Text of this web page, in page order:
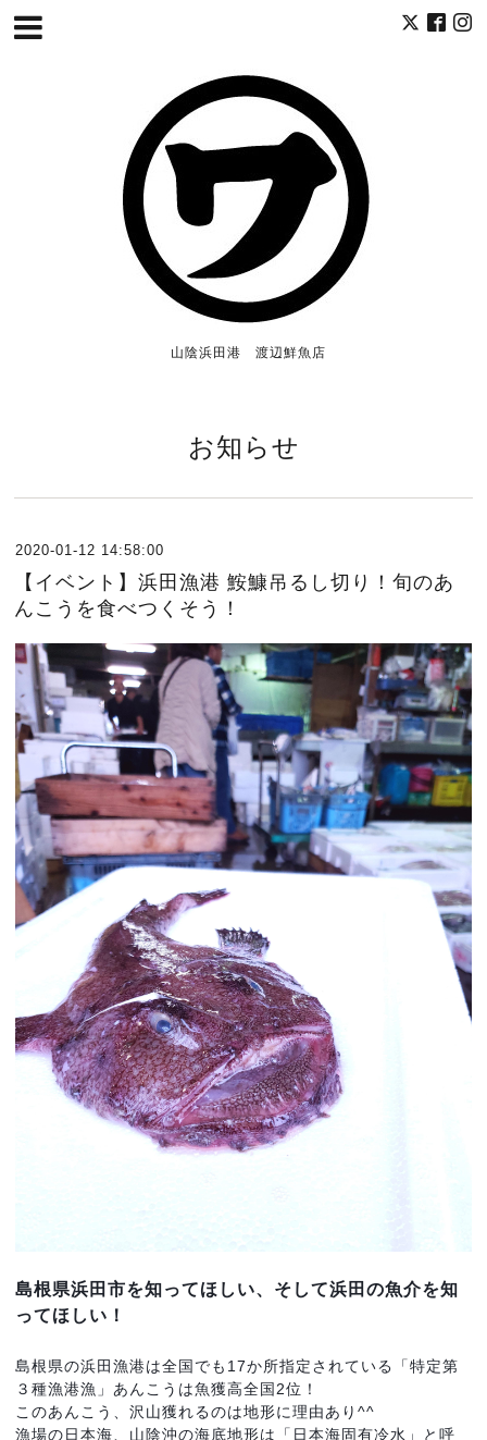
山陰浜田港 渡辺鮮魚店
お知らせ
2020-01-12 14:58:00
【イベント】浜田漁港 鮟鱇吊るし切り！旬のあ
んこうを食べつくそう！
島根県浜田市を知ってほしい、そして浜田の魚介を知
ってほしい！
島根県の浜田漁港は全国でも17か所指定されている「特定第
３種漁港漁」あんこうは魚獲高全国2位！
このあんこう、沢山獲れるのは地形に理由あり^^
漁場の日本海、山陰沖の海底地形は「日本海固有冷水」と呼